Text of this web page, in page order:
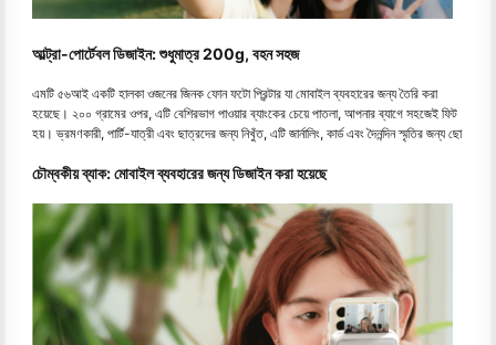
আল্ট্রা-পোর্টেবল ডিজাইন: শুধুমাত্র 200g, বহন সহজ
এমটি ৫৬আই একটি হালকা ওজনের জিনক ফোন ফটো প্রিন্টার যা মোবাইল ব্যবহারের জন্য তৈরি করা
হয়েছে। ২০০ গ্রামের ওপর, এটি বেশিরভাগ পাওয়ার ব্যাংকের চেয়ে পাতলা, আপনার ব্যাগে সহজেই ফিট
হয়। ভ্রমণকারী, পার্টি-যাত্রী এবং ছাত্রদের জন্য নিখুঁত, এটি জার্নালিং, কার্ড এবং দৈনন্দিন স্মৃতির জন্য ছো
চৌম্বকীয় ব্যাক: মোবাইল ব্যবহারের জন্য ডিজাইন করা হয়েছে